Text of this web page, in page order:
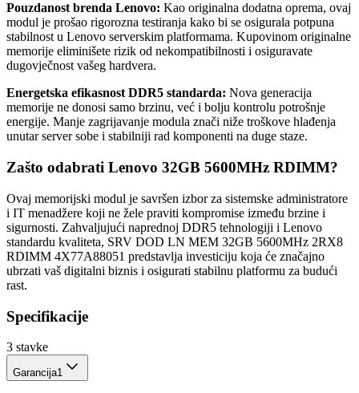
Pouzdanost brenda Lenovo: Kao originalna dodatna oprema, ovaj
modul je prošao rigorozna testiranja kako bi se osigurala potpuna
stabilnost u Lenovo serverskim platformama. Kupovinom originalne
memorije eliminišete rizik od nekompatibilnosti i osiguravate
dugovječnost vašeg hardvera.
Energetska efikasnost DDR5 standarda: Nova generacija
memorije ne donosi samo brzinu, već i bolju kontrolu potrošnje
energije. Manje zagrijavanje modula znači niže troškove hlađenja
unutar server sobe i stabilniji rad komponenti na duge staze.
Zašto odabrati Lenovo 32GB 5600MHz RDIMM?
Ovaj memorijski modul je savršen izbor za sistemske administratore
i IT menadžere koji ne žele praviti kompromise između brzine i
sigurnosti. Zahvaljujući naprednoj DDR5 tehnologiji i Lenovo
standardu kvaliteta, SRV DOD LN MEM 32GB 5600MHz 2RX8
RDIMM 4X77A88051 predstavlja investiciju koja će značajno
ubrzati vaš digitalni biznis i osigurati stabilnu platformu za budući
rast.
Specifikacije
3 stavke
Garancija1